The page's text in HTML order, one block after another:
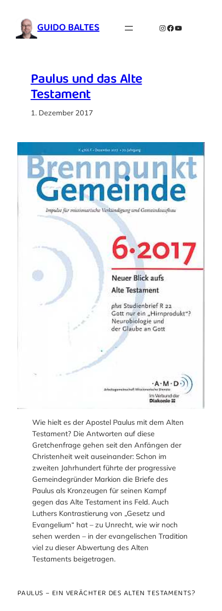
Inhalt
springen GUIDO BALTES Instagram
Facebook
YouTube
Paulus und das Alte
Testament
1. Dezember 2017
Wie hielt es der Apostel Paulus mit dem Alten
Testament? Die Antworten auf diese
Gretchenfrage gehen seit den Anfängen der
Christenheit weit auseinander: Schon im
zweiten Jahrhundert führte der progressive
Gemeindegründer Markion die Briefe des
Paulus als Kronzeugen für seinen Kampf
gegen das Alte Testament ins Feld. Auch
Luthers Kontrastierung von „Gesetz und
Evangelium“ hat – zu Unrecht, wie wir noch
sehen werden – in der evangelischen Tradition
viel zu dieser Abwertung des Alten
Testaments beigetragen.
PAULUS – EIN VERÄCHTER DES ALTEN TESTAMENTS?